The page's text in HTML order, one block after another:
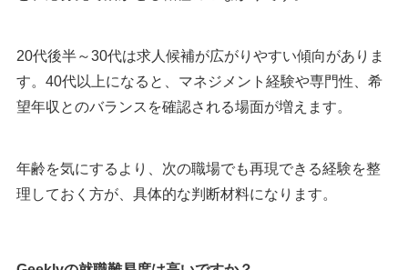
20代後半～30代は求人候補が広がりやすい傾向がありま
す。40代以上になると、マネジメント経験や専門性、希
望年収とのバランスを確認される場面が増えます。
年齢を気にするより、次の職場でも再現できる経験を整
理しておく方が、具体的な判断材料になります。